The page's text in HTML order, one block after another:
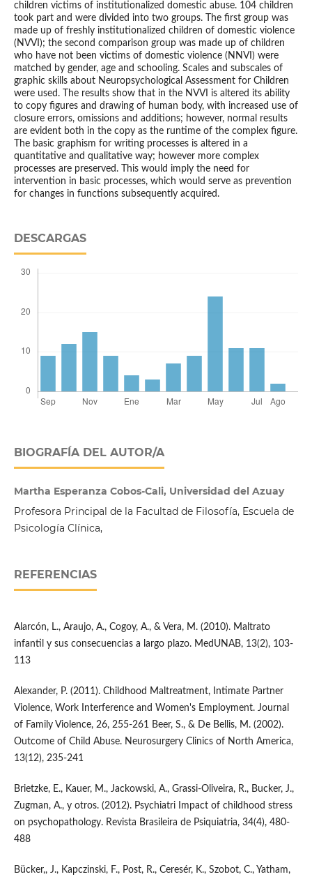
children victims of institutionalized domestic abuse. 104 children
took part and were divided into two groups. The first group was
made up of freshly institutionalized children of domestic violence
(NVVI); the second comparison group was made up of children
who have not been victims of domestic violence (NNVI) were
matched by gender, age and schooling. Scales and subscales of
graphic skills about Neuropsychological Assessment for Children
were used. The results show that in the NVVI is altered its ability
to copy figures and drawing of human body, with increased use of
closure errors, omissions and additions; however, normal results
are evident both in the copy as the runtime of the complex figure.
The basic graphism for writing processes is altered in a
quantitative and qualitative way; however more complex
processes are preserved. This would imply the need for
intervention in basic processes, which would serve as prevention
for changes in functions subsequently acquired.
DESCARGAS
BIOGRAFÍA DEL AUTOR/A
Martha Esperanza Cobos-Cali, Universidad del Azuay
Profesora Principal de la Facultad de Filosofía, Escuela de
Psicología Clínica,
REFERENCIAS
Alarcón, L., Araujo, A., Cogoy, A., & Vera, M. (2010). Maltrato
infantil y sus consecuencias a largo plazo. MedUNAB, 13(2), 103-
113
Alexander, P. (2011). Childhood Maltreatment, Intimate Partner
Violence, Work Interference and Women's Employment. Journal
of Family Violence, 26, 255-261 Beer, S., & De Bellis, M. (2002).
Outcome of Child Abuse. Neurosurgery Clinics of North America,
13(12), 235-241
Brietzke, E., Kauer, M., Jackowski, A., Grassi-Oliveira, R., Bucker, J.,
Zugman, A., y otros. (2012). Psychiatri Impact of childhood stress
on psychopathology. Revista Brasileira de Psiquiatria, 34(4), 480-
488
Bücker,, J., Kapczinski, F., Post, R., Ceresér, K., Szobot, C., Yatham,